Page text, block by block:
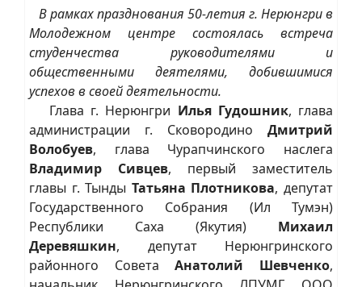
В рамках празднования 50-летия г. Нерюнгри в
Молодежном центре состоялась встреча
студенчества руководителями и
общественными деятелями, добившимися
успехов в своей деятельности.
Глава г. Нерюнгри Илья Гудошник, глава
администрации г. Сковородино Дмитрий
Волобуев, глава Чурапчинского наслега
Владимир Сивцев, первый заместитель
главы г. Тынды Татьяна Плотникова, депутат
Государственного Собрания (Ил Тумэн)
Республики Саха (Якутия) Михаил
Деревяшкин, депутат Нерюнгринского
районного СоветаАнатолий Шевченко,